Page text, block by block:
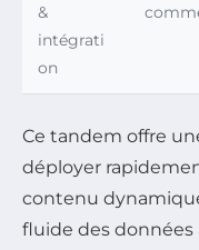
&
intégrati
on
Ce tandem offre
déployer
contenu
fluide des données